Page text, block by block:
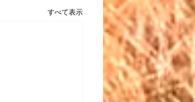
すべて表示